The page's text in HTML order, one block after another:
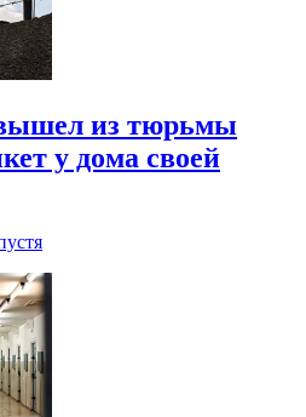
из тюрьмы
у дома своей